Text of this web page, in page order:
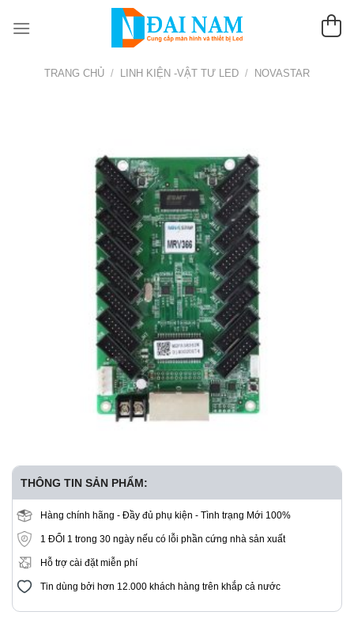
đến
TRANG CHỦ / LINH KIỆN -VẬT TƯ LED / NOVASTAR
THÔNG TIN SẢN PHẨM:
Hàng chính hãng - Đầy đủ phụ kiện - Tình trạng Mới 100%
1 ĐỔI 1 trong 30 ngày nếu có lỗi phần cứng nhà sản xuất
Hỗ trợ cài đặt miễn phí
Tin dùng bởi hơn 12.000 khách hàng trên khắp cả nước